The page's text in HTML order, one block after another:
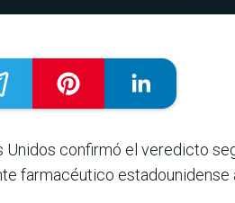
confirmó el veredicto
farmacéutico estadounidense